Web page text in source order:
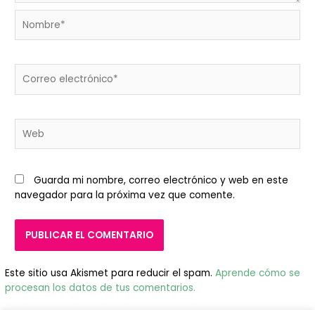
electrónico*
Guarda mi nombre, correo electrónico y web en este
navegador para la próxima vez que comente.
Este sitio usa Akismet para reducir el spam.Aprende cómo se
procesan los datos de tus comentarios.